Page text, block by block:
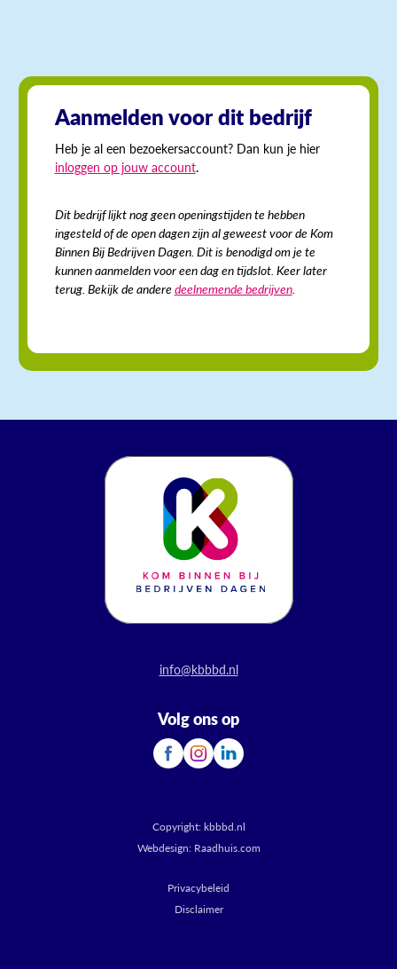
Aanmelden voor dit bedrijf
Heb je al een bezoekersaccount? Dan kun je hier
inloggen op jouw account.
Dit bedrijf lijkt nog geen openingstijden te hebben
ingesteld of de open dagen zijn al geweest voor de Kom
Binnen Bij Bedrijven Dagen. Dit is benodigd om je te
kunnen aanmelden voor een dag en tijdslot. Keer later
terug. Bekijk de anderedeelnemende bedrijven.
info@kbbbd.nl
Volg ons op
Copyright:kbbbd.nl
Webdesign: Raadhuis.com
Privacybeleid
Disclaimer